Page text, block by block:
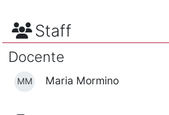
Staff
Docente
MM Maria Mormino